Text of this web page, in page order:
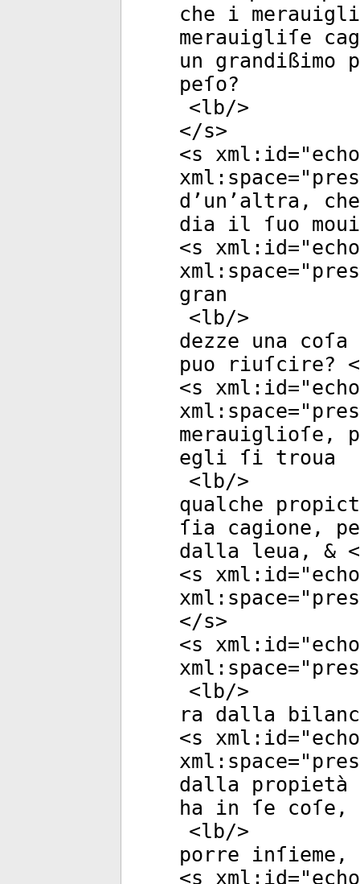
che i
merauigliſe
un grandißimo
peſo?
<lb/>
</s>
<s xml:id="
xml:space="
d’un’altra,
dia il ſuo
<s xml:id="
xml:space="
gran
<lb/>
dezze una
puo riuſcire?
<s xml:id="
xml:space="
merauiglioſe,
egli ſi troua
<lb/>
qualche
ſia cagione,
dalla leua, &
<s xml:id="
xml:space="
</s>
<s xml:id="
xml:space="
<lb/>
ra dalla
<s xml:id="
xml:space="
dalla
ha in ſe
<lb/>
porre inſieme,
<s xml:id="